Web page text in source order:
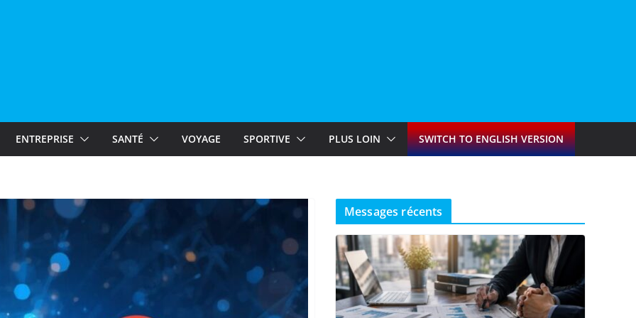
ENTREPRISE SANTÉ VOYAGE SPORTIVE PLUS LOIN SWITCH TO ENGLISH VERSION
Messages récents